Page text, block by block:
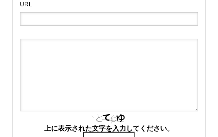
URL
上に表示された文字を入力してください。